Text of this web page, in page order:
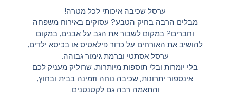
ערסל שכיבה איכותי לכל מטרה!
מבלים הרבה בחיק הטבע? עסוקים באירוח משפחה
וחברים? במקום לשבור את הגב על אבנים, במקום
להושיב את האורחים על כדור פילאטיס או בכיסא ילדים,
ערסל אסתטי וברמת גימור גבוהה.
בלי יומרות ובלי תוספות מיותרות, שרוליק מעניק לכם
אינספור יתרונות, שכיבה נוחה וזמינה בבית ובחוץ,
והתאמה רבה גם לקטנטנים.